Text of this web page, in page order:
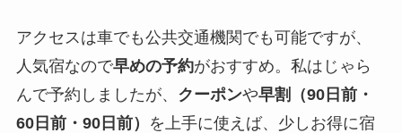
アクセスは車でも公共交通機関でも可能ですが、
人気宿なので早めの予約がおすすめ。私はじゃら
んで予約しましたが、 クーポンや早割（90日前・
60日前・90日前）
を上手に使えば、少しお得に宿